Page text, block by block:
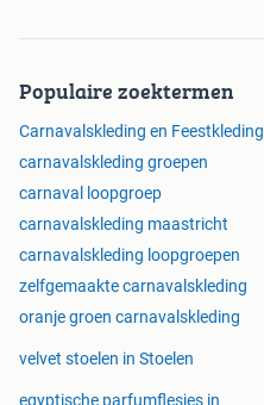
Populaire zoektermen
Carnavalskleding en Feestkleding
carnavalskleding groepen
carnaval loopgroep
carnavalskleding maastricht
carnavalskleding loopgroepen
zelfgemaakte carnavalskleding
oranje groen carnavalskleding
velvet stoelen in Stoelen
egyptische parfumflesjes in